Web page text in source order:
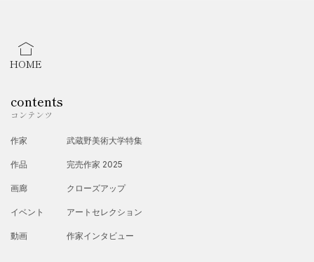
HOME
contents
コンテンツ
作家
作品
画廊
イベント
動画
武蔵野美術大学特集
完売作家 2025
クローズアップ
アートセレクション
作家インタビュー